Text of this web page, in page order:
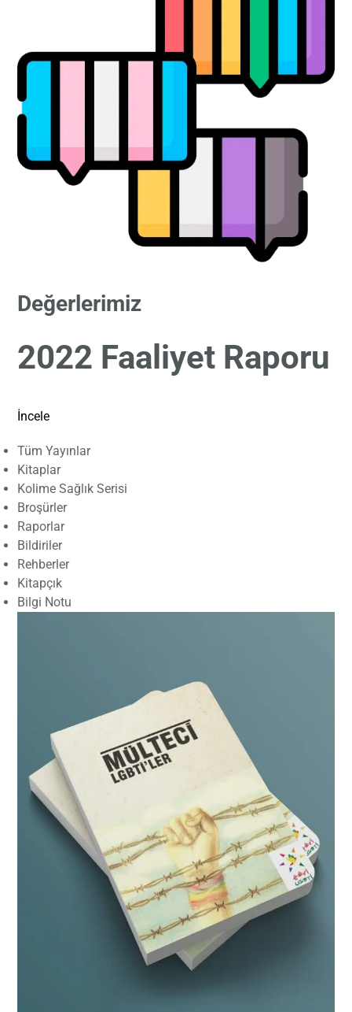
Değerlerimiz
2022 Faaliyet Raporu
İncele
Tüm Yayınlar
Kitaplar
Kolime Sağlık Serisi
Broşürler
Raporlar
Bildiriler
Rehberler
Kitapçık
Bilgi Notu